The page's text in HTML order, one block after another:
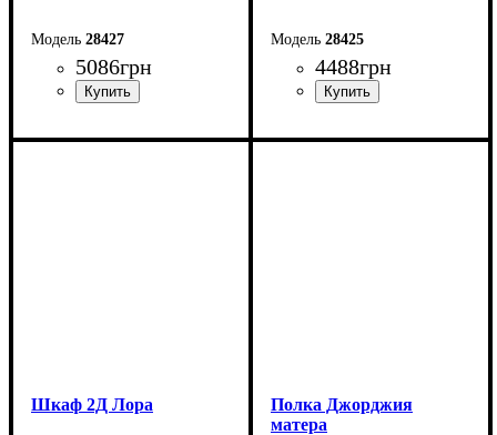
28427
5086грн
Ширина: 83,4 см
28425
4488грн
Ширина: 83,4 см
Шкаф 2Д Лора
Полка Джорджия
матера